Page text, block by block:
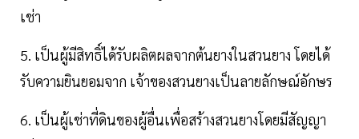
เช่า
5. เป็นผู้มีสิทธิ์ได้รับผลิตผลจากต้นยางในสวนยาง โดยได้
รับความยินยอมจาก เจ้าของสวนยางเป็นลายลักษณ์อักษร
6. เป็นผู้เช่าที่ดินของผู้อื่นเพื่อสร้างสวนยางโดยมีสัญญา